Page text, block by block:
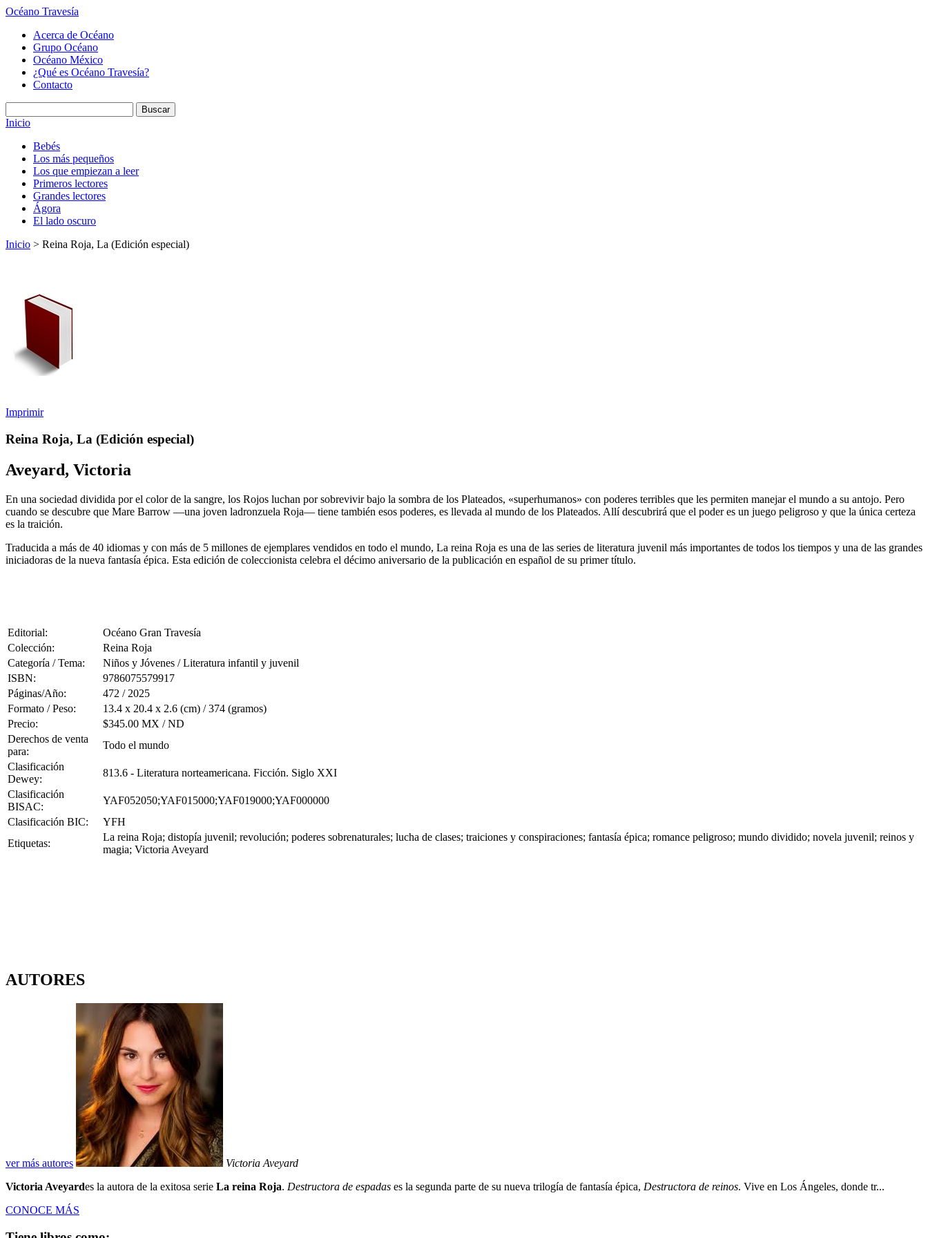
Océano Travesía
Acerca de Océano
Grupo Océano
Océano México
¿Qué es Océano Travesía?
Contacto
Inicio
Bebés
Los más pequeños
Los que empiezan a leer
Primeros lectores
Grandes lectores
Ágora
El lado oscuro
Inicio > Reina Roja, La (Edición especial)
Imprimir
Reina Roja, La (Edición especial)
Aveyard, Victoria
En una sociedad dividida por el color de la sangre, los Rojos luchan por sobrevivir bajo la sombra de los Plateados, «superhumanos» con poderes terribles que les permiten manejar el mundo a su antojo. Pero
cuando se descubre que Mare Barrow —una joven ladronzuela Roja— tiene también esos poderes, es llevada al mundo de los Plateados. Allí descubrirá que el poder es un juego peligroso y que la única certeza
es la traición.
Traducida a más de 40 idiomas y con más de 5 millones de ejemplares vendidos en todo el mundo, La reina Roja es una de las series de literatura juvenil más importantes de todos los tiempos y una de las grandes
iniciadoras de la nueva fantasía épica. Esta edición de coleccionista celebra el décimo aniversario de la publicación en español de su primer título.
Editorial:
Océano Gran Travesía
Colección:
Reina Roja
Categoría / Tema:
Niños y Jóvenes / Literatura infantil y juvenil
ISBN:
9786075579917
Páginas/Año:
472 / 2025
Formato / Peso:
13.4 x 20.4 x 2.6 (cm) / 374 (gramos)
Precio:
$345.00 MX / ND
Derechos de venta
para:
Todo el mundo
Clasificación
Dewey:
813.6 - Literatura norteamericana. Ficción. Siglo XXI
Clasificación
BISAC:
YAF052050;YAF015000;YAF019000;YAF000000
Clasificación BIC:
YFH
Etiquetas:
La reina Roja; distopía juvenil; revolución; poderes sobrenaturales; lucha de clases; traiciones y conspiraciones; fantasía épica; romance peligroso; mundo dividido; novela juvenil; reinos y
magia; Victoria Aveyard
AUTORES
ver más autores
Victoria Aveyard
Victoria Aveyardes la autora de la exitosa serie La reina Roja. Destructora de espadas es la segunda parte de su nueva trilogía de fantasía épica, Destructora de reinos. Vive en Los Ángeles, donde tr...
CONOCE MÁS